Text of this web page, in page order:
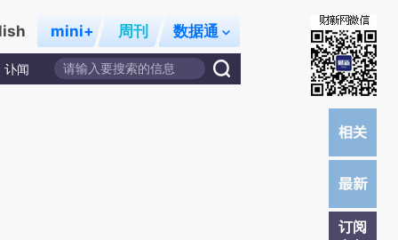
mini+ 周刊 数据通
讣闻
订阅